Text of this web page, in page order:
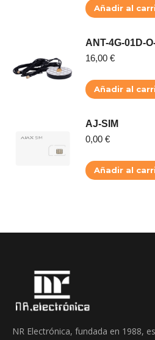
Añadir al
ANT-4G-01D-
16,00 €
Añadir al
AJ-SIM
0,00 €
Añadir al
NR Electrónica, fundada en 1988,